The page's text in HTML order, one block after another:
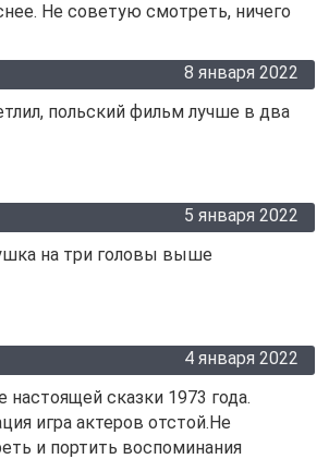
Не советую смотреть, ничего
8 января 2022
польский фильм лучше в два
5 января 2022
на три головы выше
4 января 2022
настоящей сказки 1973 года.
игра актеров отстой.Не
и портить воспоминания